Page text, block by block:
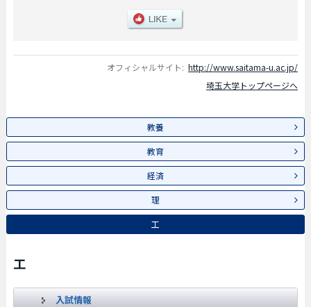
オフィシャルサイト: http://www.saitama-u.ac.jp/
埼玉大学トップページへ
教養
教育
経済
理
工
工
入試情報